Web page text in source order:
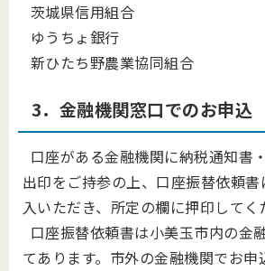
茨城県信用組合
ゆうちょ銀行
新ひたち野農業協同組合
3．金融機関窓口でのお申込
口座がある金融機関に納税通知書
出印をご持参の上、口座振替依頼
入いただき、所定の欄に押印してく
口座振替依頼書は小美玉市内の金
てあります。市外の金融機関でお申